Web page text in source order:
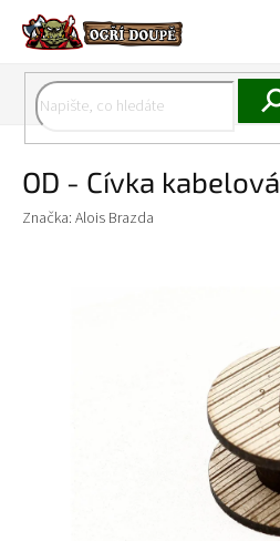
obsah
OD - Cívka kabelová
Značka: Alois Brazda